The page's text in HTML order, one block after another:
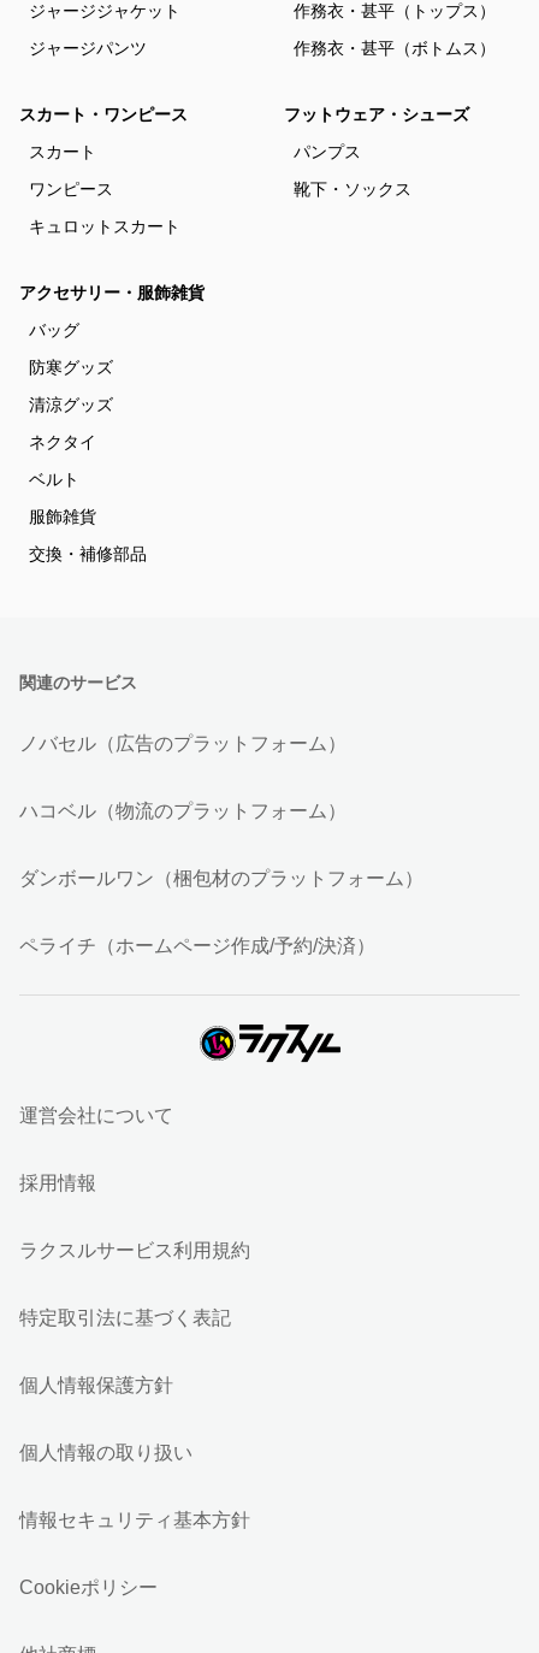
ジャージジャケット
ジャージパンツ
作務衣・甚平（トップス）
作務衣・甚平（ボトムス）
スカート・ワンピース
スカート
ワンピース
キュロットスカート
フットウェア・シューズ
パンプス
靴下・ソックス
アクセサリー・服飾雑貨
バッグ
防寒グッズ
清涼グッズ
ネクタイ
ベルト
服飾雑貨
交換・補修部品
関連のサービス
ノバセル（広告のプラットフォーム）
ハコベル（物流のプラットフォーム）
ダンボールワン（梱包材のプラットフォーム）
ペライチ（ホームページ作成/予約/決済）
運営会社について
採用情報
ラクスルサービス利用規約
特定取引法に基づく表記
個人情報保護方針
個人情報の取り扱い
情報セキュリティ基本方針
Cookieポリシー